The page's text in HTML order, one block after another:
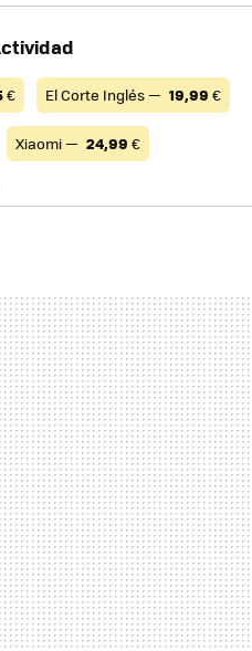
€ El Corte Inglés — 19,99 €
Xiaomi — 24,99 €